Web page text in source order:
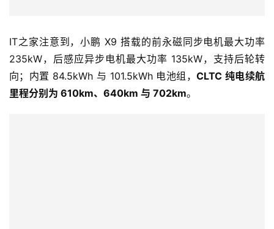
IT之家注意到，小鹏 X9 搭载的前永磁同步电机最大功率
235kW，后感应异步电机最大功率 135kW，支持后轮转
向；内置 84.5kWh 与 101.5kWh 电池组，CLTC 纯电续航
里程分别为 610km、640km 与 702km。